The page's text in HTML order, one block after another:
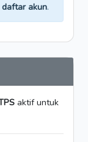
daftar akun.
aktif untuk